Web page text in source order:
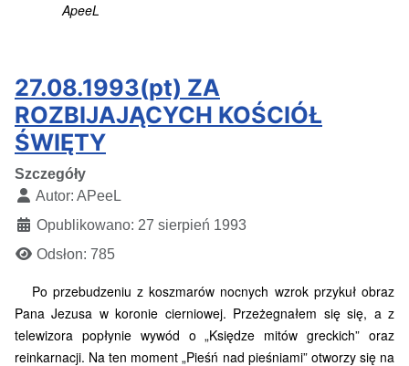
ApeeL
27.08.1993(pt) ZA
ROZBIJAJĄCYCH KOŚCIÓŁ
ŚWIĘTY
Szczegóły
Autor: APeeL
Opublikowano: 27 sierpień 1993
Odsłon: 785
Po przebudzeniu z koszmarów nocnych wzrok przykuł obraz
Pana Jezusa w koronie cierniowej. Przeżegnałem się się, a z
telewizora popłynie wywód o „Księdze mitów greckich” oraz
reinkarnacji. Na ten moment „Pieśń nad pieśniami” otworzy się na